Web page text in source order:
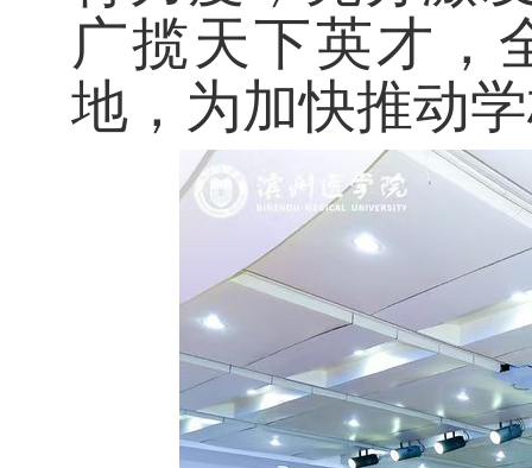
广揽天下英才，
地，为加快推动